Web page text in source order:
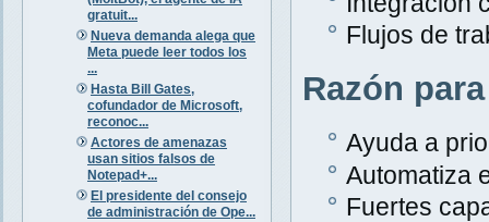
gratuit...
Nueva demanda alega que
Meta puede leer todos los
...
Hasta Bill Gates,
cofundador de Microsoft,
reconoc...
Actores de amenazas
usan sitios falsos de
Notepad+...
El presidente del consejo
de administración de Ope...
Flujos de
Razón
Ayuda a
Automatiza
Fuertes